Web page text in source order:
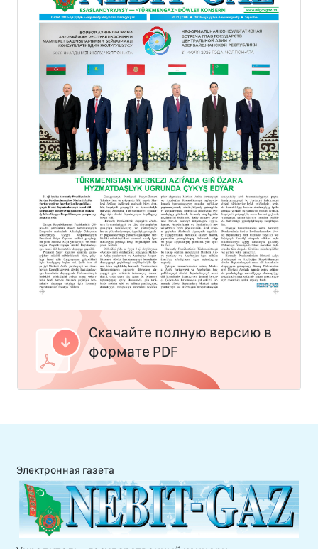
Скачайте полную версию в
формате PDF
Электронная газета